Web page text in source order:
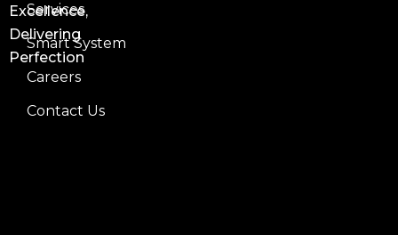
Excellence,
Delivering
Perfection
Services
Smart System
Careers
Contact Us